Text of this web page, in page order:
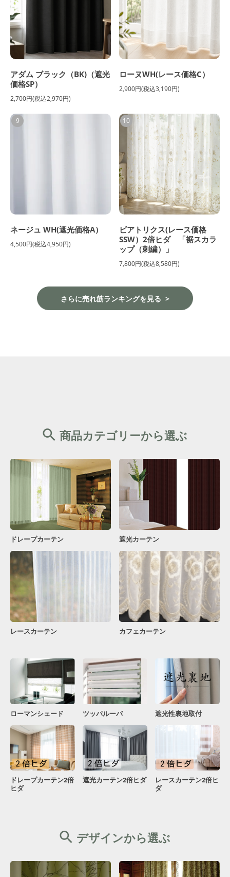
アダム ブラック（BK)（遮光
価格SP）
2,700円(税込2,970円)
ローヌWH(レース価格C）
2,900円(税込3,190円)
9
ネージュ WH(遮光価格A）
4,500円(税込4,950円)
10
ビアトリクス(レース価格
SSW）2倍ヒダ 「裾スカラ
ップ（刺繍）」
7,800円(税込8,580円)
さらに売れ筋ランキングを見る
商品カテゴリーから選ぶ
ドレープカーテン 遮光カーテン
レースカーテン カフェカーテン
ローマンシェード ツッパルーバ 遮光性裏地取付
ドレープカーテン2倍
ヒダ
遮光カーテン2倍ヒダ
レースカーテン2倍ヒ
ダ
デザインから選ぶ